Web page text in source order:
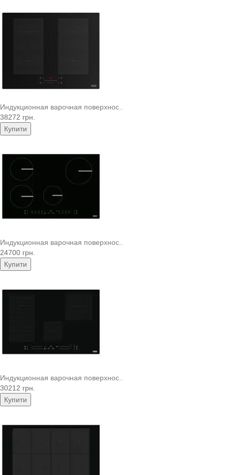
Индукционная варочная поверхнос..
38272 грн.
Купити
Индукционная варочная поверхнос..
24700 грн.
Купити
Индукционная варочная поверхнос..
30212 грн.
Купити